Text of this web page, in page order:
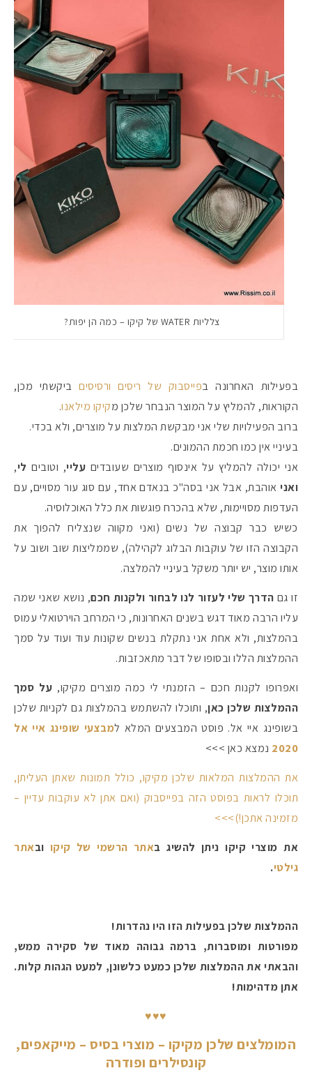
מקדמי הגנה
צלליות WATER של קיקו – כמה הן יפות?
בפעילות האחרונה בפייסבוק של ריסים ורסיסיםביקשתי מכן,
הקוראות, להמליץ על המוצר הנבחר שלכן מקיקו מילאנו.
ברוב הפעילויות שלי אני מבקשת המלצות על מוצרים, ולא בכדי.
בעיניי אין כמו חכמת ההמונים.
אני יכולה להמליץ על אינסוף מוצרים שעובדים עליי, וטובים לי,
ואני אוהבת, אבל אני בסה"כ בנאדם אחד, עם סוג עור מסויים, עם
העדפות מסויימות, שלא בהכרח פוגשות את כלל האוכלוסיה.
כשיש כבר קבוצה של נשים (ואני מקווה שנצליח להפוך את
הקבוצה הזו של עוקבות הבלוג לקהילה), שממליצות שוב ושוב על
אותו מוצר, יש יותר משקל בעיניי להמלצה.
זו גם הדרך שלי לעזור לנו לבחור ולקנות חכם, נושא שאני שמה
עליו הרבה מאוד דגש בשנים האחרונות, כי המרחב הוירטואלי עמוס
בהמלצות, ולא אחת אני נתקלת בנשים שקונות עוד ועוד על סמך
ההמלצות הללו ובסופו של דבר מתאכזבות.
ואפרופו לקנות חכם – הזמנתי לי כמה מוצרים מקיקו, על סמך
ההמלצות שלכן כאן, ותוכלו להשתמש בהמלצות גם לקניות שלכן
בשופינג איי אל. פוסט המבצעים המלא למבצעי שופינג איי אל
2020 נמצא כאן >>>
את ההמלצות המלאות שלכן מקיקו, כולל תמונות שאתן העליתן,
תוכלו לראות בפוסט הזה בפייסבוק (ואם אתן לא עוקבות עדיין –
מזמינה אתכן!)>>>
את מוצרי קיקו ניתן להשיג באתר הרשמי של קיקו ובאתר
גילטי.
ההמלצות שלכן בפעילות הזו היו נהדרות!
מפורטות ומוסברות, ברמה גבוהה מאוד של סקירה ממש,
והבאתי את ההמלצות שלכן כמעט כלשונן, למעט הגהות קלות.
אתן מדהימות!
♥♥♥
המומלצים שלכן מקיקו – מוצרי בסיס – מייקאפים,
קונסילרים ופודרה